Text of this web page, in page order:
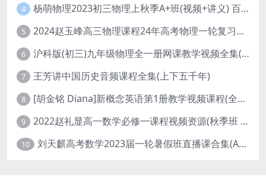
4 杨萌物理2023初三物理上秋季A+班(视频+讲义) 百度网盘分享
5 2024赵玉峰高三物理课程24年高考物理一轮复习网课教程
6 沪科版(初三)九年级物理全一册网课教学视频全集(录播版 杜春雨 66讲)
7 王芳讲中国历史音频课程全集(上下五千年)
8 [胡金铭 Diana]新概念英语第1册教学视频课程(全集 百度网盘下载)
9 2022赵礼显高一数学必修一课程视频资源(秋季班 含讲义)百度网盘云
10 刘天麒高考数学2023届一轮暑假班直播课合集(A和A+)